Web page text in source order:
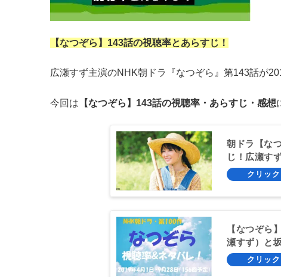
【なつぞら】143話の視聴率とあらすじ！
広瀬すず主演のNHK朝ドラ『なつぞら』第143話が
今回は 【なつぞら】143話の視聴率・あらすじ・感想
朝ドラ【な
じ！広瀬す
【なつぞら
瀬すず）と
墓」！